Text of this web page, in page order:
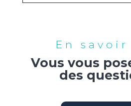
En savoir
Vous vous
des